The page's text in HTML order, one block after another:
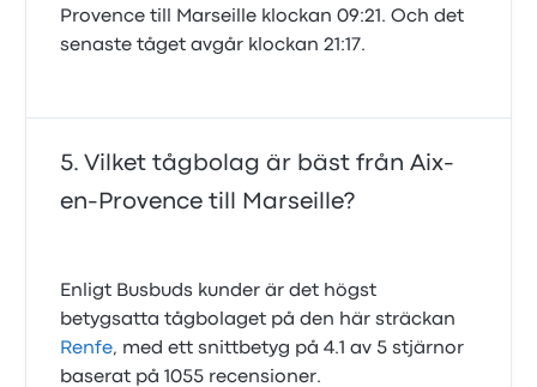
Provence till Marseille klockan 09:21. Och det
senaste tåget avgår klockan 21:17.
Vilket tågbolag är bäst från Aix-
en-Provence till Marseille?
Enligt Busbuds kunder är det högst
betygsatta tågbolaget på den här sträckan
Renfe, med ett snittbetyg på 4.1 av 5 stjärnor
baserat på 1055 recensioner.